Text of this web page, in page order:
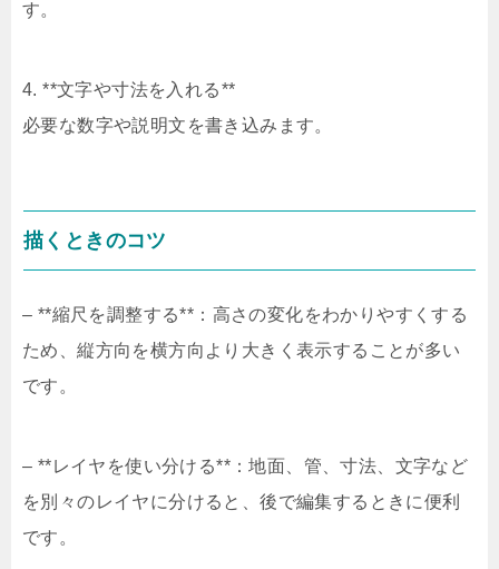
す。
4. **文字や寸法を入れる**
必要な数字や説明文を書き込みます。
描くときのコツ
– **縮尺を調整する**：高さの変化をわかりやすくする
ため、縦方向を横方向より大きく表示することが多い
です。
– **レイヤを使い分ける**：地面、管、寸法、文字など
を別々のレイヤに分けると、後で編集するときに便利
です。